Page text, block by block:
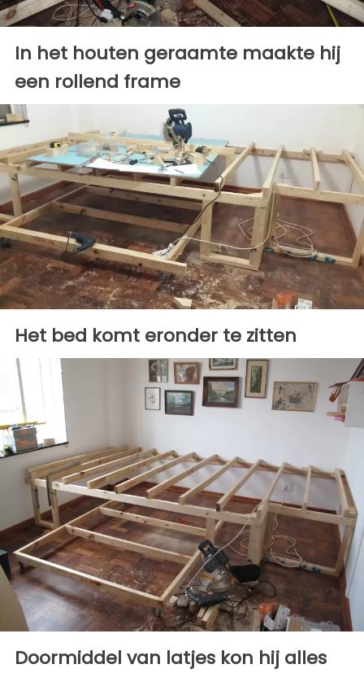
In het houten geraamte maakte hij
een rollend frame
Het bed komt eronder te zitten
Doormiddel van latjes kon hij alles